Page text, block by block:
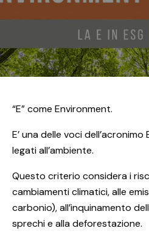
“E” come Environment.
E’ una delle voci
legati all’ambiente.
Questo criterio considera i
cambiamenti climatici, alle
carbonio), all’inquinamento
sprechi e alla deforestazione.